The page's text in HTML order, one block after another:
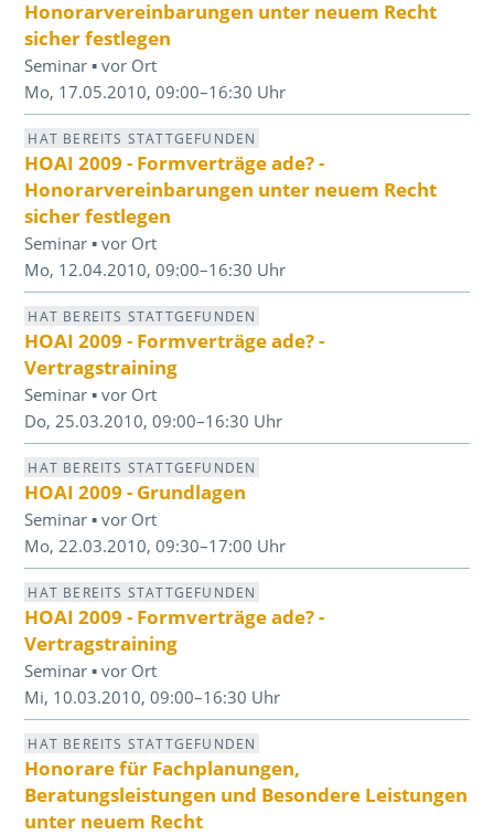
Honorarvereinbarungen unter neuem Recht
sicher festlegen
Seminar ▪ vor Ort
Mo, 17.05.2010, 09:00–16:30 Uhr
HAT BEREITS STATTGEFUNDEN
HOAI 2009 - Formverträge ade? -
Honorarvereinbarungen unter neuem Recht
sicher festlegen
Seminar ▪ vor Ort
Mo, 12.04.2010, 09:00–16:30 Uhr
HAT BEREITS STATTGEFUNDEN
HOAI 2009 - Formverträge ade? -
Vertragstraining
Seminar ▪ vor Ort
Do, 25.03.2010, 09:00–16:30 Uhr
HAT BEREITS STATTGEFUNDEN
HOAI 2009 - Grundlagen
Seminar ▪ vor Ort
Mo, 22.03.2010, 09:30–17:00 Uhr
HAT BEREITS STATTGEFUNDEN
HOAI 2009 - Formverträge ade? -
Vertragstraining
Seminar ▪ vor Ort
Mi, 10.03.2010, 09:00–16:30 Uhr
HAT BEREITS STATTGEFUNDEN
Honorare für Fachplanungen,
Beratungsleistungen und Besondere Leistungen
unter neuem Recht